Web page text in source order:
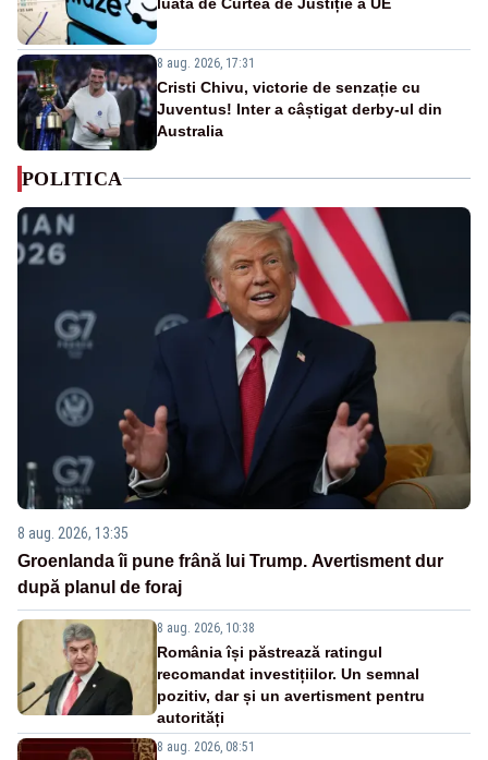
8 aug. 2026, 17:31
Cristi Chivu, victorie de senzație cu
Juventus! Inter a câștigat derby-ul din
Australia
POLITICA
8 aug. 2026, 13:35
Groenlanda îi pune frână lui Trump. Avertisment dur
după planul de foraj
8 aug. 2026, 10:38
România își păstrează ratingul
recomandat investițiilor. Un semnal
pozitiv, dar și un avertisment pentru
autorități
8 aug. 2026, 08:51